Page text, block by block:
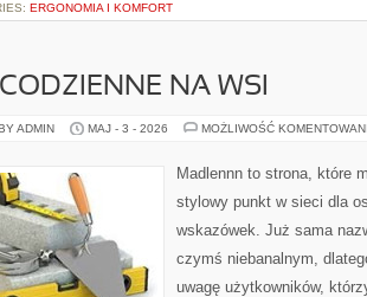
ERGONOMIA I KOMFORT
NA WSI
ADMIN MAJ - 3 - 2026 MOŻLIWOŚĆ
Madlennn to strona, które
stylowy punkt w sieci dla
wskazówek. Już sama
czymś niebanalnym,
uwagę użytkowników,